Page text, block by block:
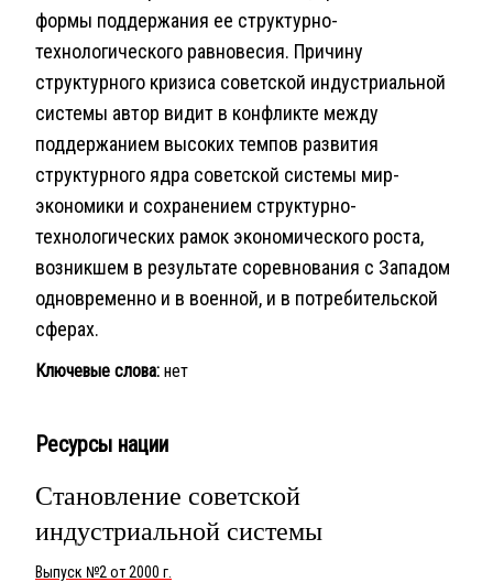
формы поддержания ее структурно-
технологического равновесия. Причину
структурного кризиса советской индустриальной
системы автор видит в конфликте между
поддержанием высоких темпов развития
структурного ядра советской системы мир-
экономики и сохранением структурно-
технологических рамок экономического роста,
возникшем в результате соревнования с Западом
одновременно и в военной, и в потребительской
сферах.
Ключевые слова: нет
Ресурсы нации
Становление советской
индустриальной системы
Выпуск №2 от 2000 г.